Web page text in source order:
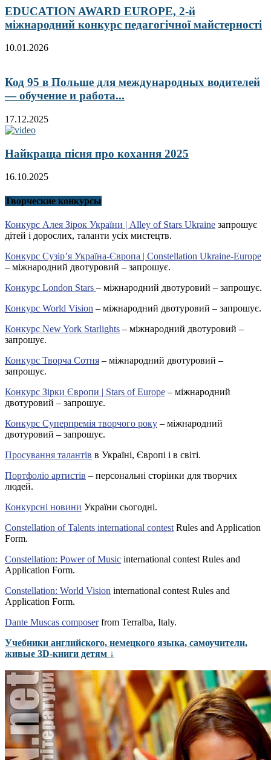
EDUCATION AWARD EUROPE, 2-й
міжнародний конкурс педагогічної майстерності
10.01.2026
Код 95 в Польше для международных водителей
— обучение и работа...
17.12.2025
Найкраща пісня про кохання 2025
16.10.2025
Творческие конкурсы
Конкурс Алея Зірок України | Alley of Stars Ukraine запрошує
дітей і дорослих, таланти усіх мистецтв.
Конкурс Сузір’я Україна-Європа | Constellation Ukraine-Europe
– міжнародний двотуровий – запрошує.
Конкурс London Stars – міжнародний двотуровий – запрошує.
Конкурс World Vision – міжнародний двотуровий – запрошує.
Конкурс New York Starlights – міжнародний двотуровий –
запрошує.
Конкурс Творча Сотня – міжнародний двотуровий –
запрошує.
Конкурс Зірки Європи | Stars of Europe – міжнародний
двотуровий – запрошує.
Конкурс Суперпремія творчого року – міжнародний
двотуровий – запрошує.
Просування талантів в Україні, Європі і в світі.
Портфоліо артистів – персональні сторінки для творчих
людей.
Конкурсні новини України сьогодні.
Constellation of Talents international contest Rules and Application
Form.
Constellation: Power of Music international contest Rules and
Application Form.
Constellation: World Vision international contest Rules and
Application Form.
Dante Muscas composerfrom Terralba, Italy.
Учебники английского, немецкого языка, самоучители,
живые 3D-книги детям ↓